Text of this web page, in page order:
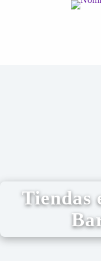
Tiendas